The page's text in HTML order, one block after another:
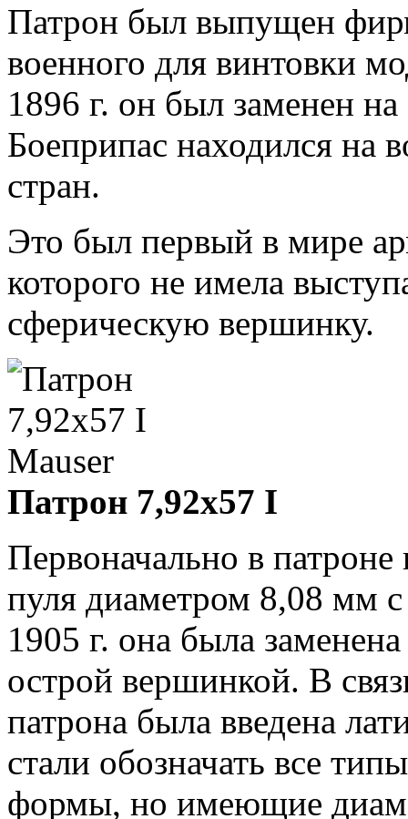
Патрон был выпущен
военного для винтовки
1896 г. он был заменен
Боеприпас находился на
стран.
Это был первый в мире
которого не имела
сферическую вершинку.
Патрон 7,92x57 I
Первоначально в патроне
пуля диаметром 8,08 мм
1905 г. она была
острой вершинкой. В
патрона была введена
стали обозначать все
формы, но имеющие